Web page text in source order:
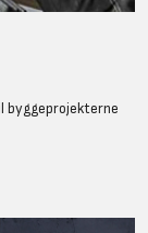
byggeprojekterne